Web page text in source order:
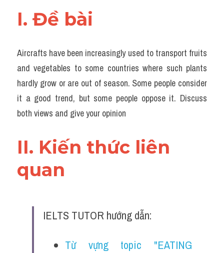
Cam
Đề thi thật Task 1
Process
Task 1
Advice
IELTS Advice
Listening
Speaking
I. Đề bài
Aircrafts have been increasingly used to transport fruits
and vegetables to some countries where such plants
hardly grow or are out of season. Some people consider
it a good trend, but some people oppose it. Discuss
both views and give your opinion
II. Kiến thức liên
quan
IELTS TUTOR hướng dẫn:
Từ vựng topic "EATING